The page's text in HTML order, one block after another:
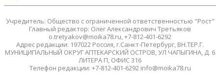
Учредитель: Общество с ограниченной ответственностью "Рост"
Главный редактор: Олег Александрович Третьяков
o.tretyakov@moika78.ru, +7-812-401-6292
Адрес редакции: 197022 Россия, г.Санкт-Петербург, ВН.ТЕР.Г.
МУНИЦИПАЛЬНЫЙ ОКРУГ АПТЕКАРСКИЙ ОСТРОВ, УЛ ЧАПЫГИНА, Д. 6
ЛИТЕРА П, ОФИС 316
Телефон редакции: +7-812-401-6292 info@moika78.ru